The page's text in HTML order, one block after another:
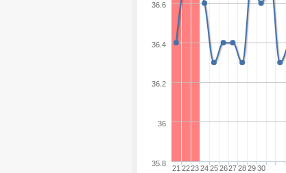
21 22232425 26272829 30
36
36.2
36.4
36.6
35.8